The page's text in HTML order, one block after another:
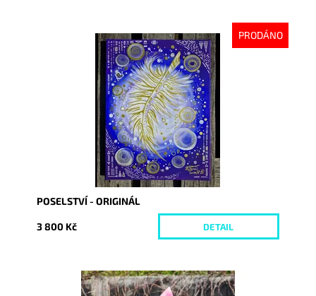
PRODÁNO
Vyprodáno
10280
POSELSTVÍ - ORIGINÁL
3 800 Kč DETAIL